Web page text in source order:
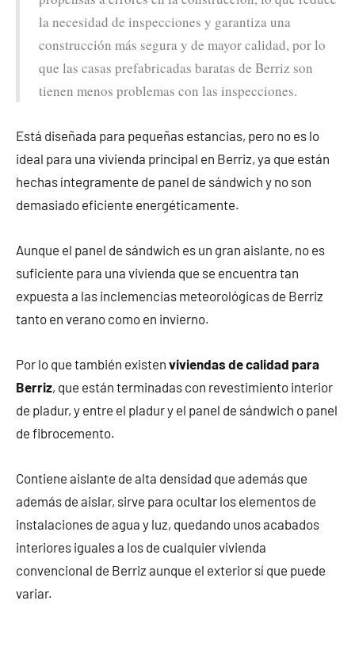
la necesidad de inspecciones y garantiza una
construcción más segura y de mayor calidad, por lo
que las casas prefabricadas baratas de Berriz son
tienen menos problemas con las inspecciones.
Está diseñada para pequeñas estancias, pero no es lo
ideal para una vivienda principal en Berriz, ya que están
hechas íntegramente de panel de sándwich y no son
demasiado eficiente energéticamente.
Aunque el panel de sándwich es un gran aislante, no es
suficiente para una vivienda que se encuentra tan
expuesta a las inclemencias meteorológicas de Berriz
tanto en verano como en invierno.
Por lo que también existen viviendas de calidad para
Berriz, que están terminadas con revestimiento interior
de pladur, y entre el pladur y el panel de sándwich o panel
de fibrocemento.
Contiene aislante de alta densidad que además que
además de aislar, sirve para ocultar los elementos de
instalaciones de agua y luz, quedando unos acabados
interiores iguales a los de cualquier vivienda
convencional de Berriz aunque el exterior sí que puede
variar.